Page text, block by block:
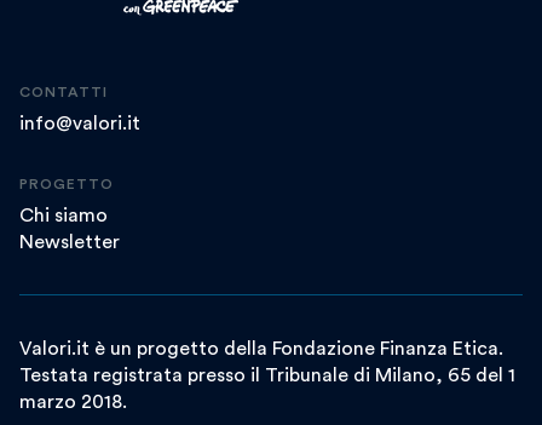
CONTATTI
info@valori.it
PROGETTO
Chi siamo
Newsletter
Valori.it è un progetto della Fondazione Finanza Etica.
Testata registrata presso il Tribunale di Milano, 65 del 1
marzo 2018.